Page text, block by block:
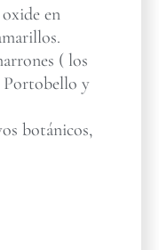
en
( los
Portobello y
botánicos,